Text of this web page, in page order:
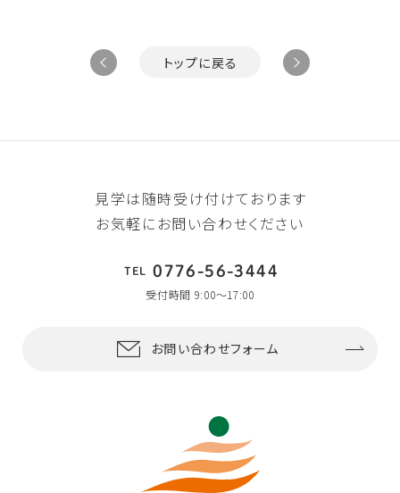
トップに戻る
見学は随時受け付けております
お気軽にお問い合わせください
TEL 0776-56-3444
受付時間 9:00〜17:00
お問い合わせフォーム